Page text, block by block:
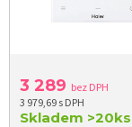
3 289 bez DPH
3 979,69 s DPH
Skladem >20ks